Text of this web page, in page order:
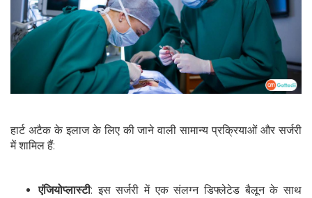
हार्ट अटैक के इलाज के लिए की जाने वाली सामान्य प्रक्रियाओं और सर्जरी
में शामिल हैं:
एंजियोप्लास्टी: इस सर्जरी में एक संलग्न डिफ्लेटेड बैलून के साथ